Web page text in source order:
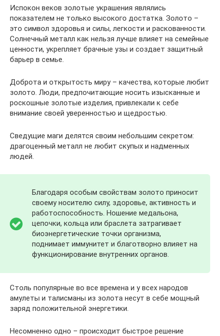
Испокон веков золотые украшения являлись
показателем не только высокого достатка. Золото –
это символ здоровья и силы, легкости и раскованности.
Солнечный металл как нельзя лучше влияет на семейные
ценности, укрепляет брачные узы и создает защитный
барьер в семье.
Доброта и открытость миру – качества, которые любит
золото. Люди, предпочитающие носить изысканные и
роскошные золотые изделия, привлекали к себе
внимание своей уверенностью и щедростью.
Сведущие маги делятся своим небольшим секретом:
драгоценный металл не любит скупых и надменных
людей.
Благодаря особым свойствам золото приносит
своему носителю силу, здоровье, активность и
работоспособность. Ношение медальона,
цепочки, кольца или браслета затрагивает
биоэнергетические точки организма,
поднимает иммунитет и благотворно влияет на
функционирование внутренних органов.
Столь популярные во все времена и у всех народов
амулеты и талисманы из золота несут в себе мощный
заряд положительной энергетики.
Несомненно одно – происходит быстрое решение